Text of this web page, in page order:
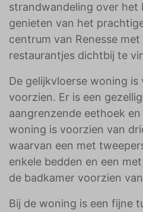
strandwandeling over
genieten van het
centrum van Renesse
restaurantjes dichtbij te
De gelijkvloerse woning is
voorzien. Er is een
aangrenzende eethoek
woning is voorzien van
waarvan een met
enkele bedden en een
de badkamer voorzien
Bij de woning is een fijne